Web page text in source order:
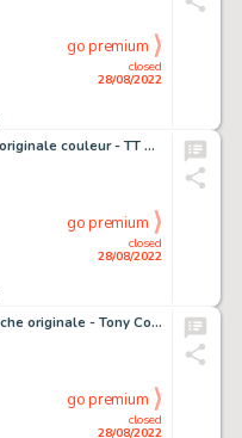
closed
28/08/2022
go premium
Renaud - Couverture originale couleur - TT Blousés - (2021)
closed
28/08/2022
go premium
Berlion, Olivier - Planche originale - Tony Corso T4 - L'affaire Kowaleski - (2007)
closed
28/08/2022
go premium